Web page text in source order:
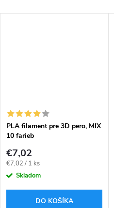
PLA filament pre 3D pero, MIX
10 farieb
€7,02
Jednotková
cena:
€7,02 / 1 ks
Skladom
DO KOŠÍKA